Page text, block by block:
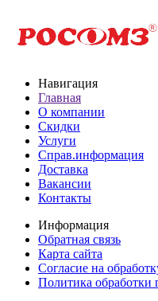
Навигация
Главная
О компании
Скидки
Услуги
Справ.информация
Доставка
Вакансии
Контакты
Информация
Обратная связь
Карта сайта
Согласие на
Политика обработки